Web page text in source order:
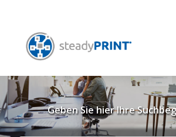
Willkommen in
Geben Sie hier Ihre